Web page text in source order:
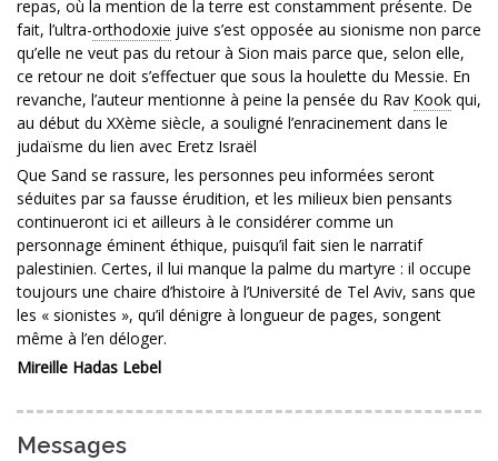
repas, où la mention de la terre est constamment présente. De
fait, l’ultra-orthodoxie juive s’est opposée au sionisme non parce
qu’elle ne veut pas du retour à Sion mais parce que, selon elle,
ce retour ne doit s’effectuer que sous la houlette du Messie. En
revanche, l’auteur mentionne à peine la pensée du Rav Kook qui,
au début du XXème siècle, a souligné l’enracinement dans le
judaïsme du lien avec Eretz Israël
Que Sand se rassure, les personnes peu informées seront
séduites par sa fausse érudition, et les milieux bien pensants
continueront ici et ailleurs à le considérer comme un
personnage éminent éthique, puisqu’il fait sien le narratif
palestinien. Certes, il lui manque la palme du martyre : il occupe
toujours une chaire d’histoire à l’Université de Tel Aviv, sans que
les « sionistes », qu’il dénigre à longueur de pages, songent
même à l’en déloger.
Mireille Hadas Lebel
Messages